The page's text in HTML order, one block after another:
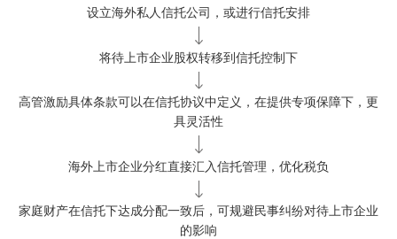
设立海外私人信托公司，或进行信托安排
将待上市企业股权转移到信托控制下
高管激励具体条款可以在信托协议中定义，在提供专项保障下，更
具灵活性
海外上市企业分红直接汇入信托管理，优化税负
家庭财产在信托下达成分配一致后，可规避民事纠纷对待上市企业
的影响